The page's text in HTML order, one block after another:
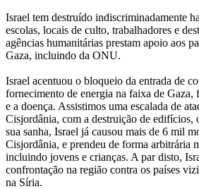
Israel tem destruído indiscriminadamente
escolas, locais de culto, trabalhadores e
agências humanitárias prestam apoio aos
Gaza, incluindo da ONU.
Israel acentuou o bloqueio da entrada de
fornecimento de energia na faixa de
e a doença. Assistimos uma escalada de
Cisjordânia, com a destruição de edifícios,
sua sanha, Israel já causou mais de 6 mil
Cisjordânia, e prendeu de forma arbitrária
incluindo jovens e crianças. A par disto,
confrontação na região contra os países
na Síria.